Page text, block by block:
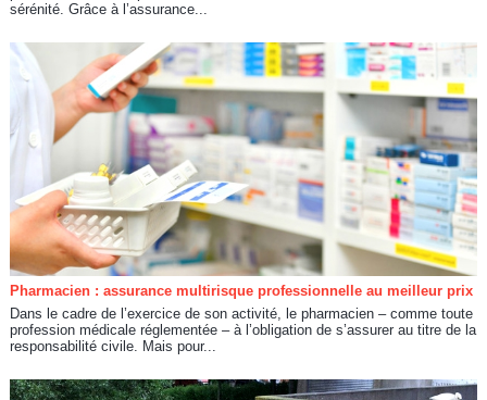
sérénité. Grâce à l’assurance...
Pharmacien : assurance multirisque professionnelle au meilleur prix
Dans le cadre de l’exercice de son activité, le pharmacien – comme toute
profession médicale réglementée – à l’obligation de s’assurer au titre de la
responsabilité civile. Mais pour...